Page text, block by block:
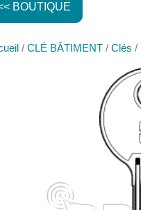
BOUTIQUE
/CLÉ BÂTIMENT /Clés /